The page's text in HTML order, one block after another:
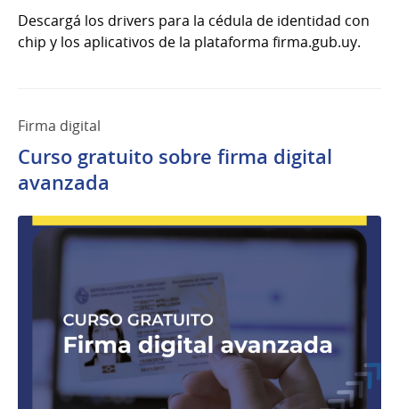
Descargá los drivers para la cédula de identidad con
chip y los aplicativos de la plataforma firma.gub.uy.
Firma digital
Curso gratuito sobre firma digital
avanzada